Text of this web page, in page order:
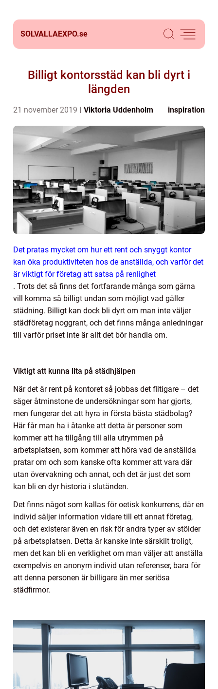
SOLVALLAEXPO.se
Billigt kontorsstäd kan bli dyrt i
längden
21 november 2019 Viktoria Uddenholm inspiration
Det pratas mycket om hur ett rent och snyggt kontor
kan öka produktiviteten hos de anställda, och varför det
är viktigt för företag att satsa på renlighet
. Trots det så finns det fortfarande många som gärna
vill komma så billigt undan som möjligt vad gäller
städning. Billigt kan dock bli dyrt om man inte väljer
städföretag noggrant, och det finns många anledningar
till varför priset inte är allt det bör handla om.
Viktigt att kunna lita på städhjälpen
När det är rent på kontoret så jobbas det flitigare – det
säger åtminstone de undersökningar som har gjorts,
men fungerar det att hyra in första bästa städbolag?
Här får man ha i åtanke att detta är personer som
kommer att ha tillgång till alla utrymmen på
arbetsplatsen, som kommer att höra vad de anställda
pratar om och som kanske ofta kommer att vara där
utan övervakning och annat, och det är just det som
kan bli en dyr historia i slutänden.
Det finns något som kallas för oetisk konkurrens, där en
individ säljer information vidare till ett annat företag,
och det existerar även en risk för andra typer av stölder
på arbetsplatsen. Detta är kanske inte särskilt troligt,
men det kan bli en verklighet om man väljer att anställa
exempelvis en anonym individ utan referenser, bara för
att denna personen är billigare än mer seriösa
städfirmor.